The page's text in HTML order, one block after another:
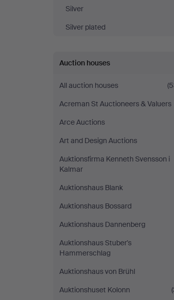
at
Lyme
Bay
Auctions
Silver
Silver plated
Auction houses
All auction houses
Acreman St Auctioneers & Valuers
Arce Auctions
Art and Design Auctions
Auktionsfirma Kenneth Svensson i
Kalmar
Auktionshaus Blank
Auktionshaus Bossard
Auktionshaus Dannenberg
Auktionshaus Stuber's
Hammerschlag
Auktionshaus von Brühl
Auktionshuset Kolonn